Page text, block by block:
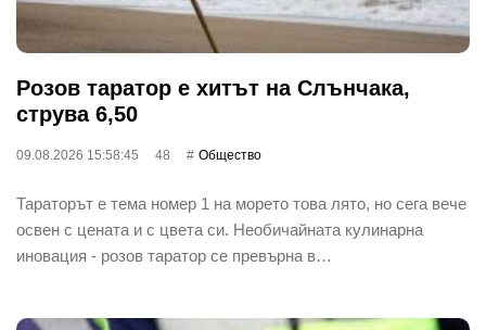
Розов таратор е хитът на Слънчака,
струва 6,50
09.08.2026 15:58:45 48 Общество
Тараторът е тема номер 1 на морето това лято, но сега вече
освен с цената и с цвета си. Необичайната кулинарна
иновация - розов таратор се превърна в…